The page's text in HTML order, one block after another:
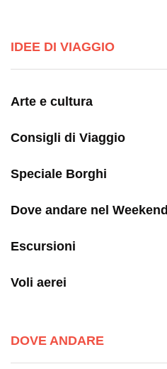
IDEE DI VIAGGIO
Arte e cultura
Consigli di Viaggio
Speciale Borghi
Dove andare nel Weekend
Escursioni
Voli aerei
DOVE ANDARE